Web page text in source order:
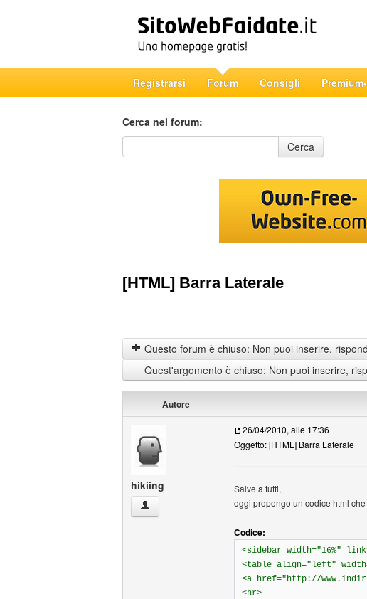
Registrarsi Forum Consigli
Cerca nel forum:
Cerca nel forum
Cerca
[HTML] Barra Laterale
Questo forum è chiuso: Non puoi inserire,
Quest'argomento è chiuso: Non puoi inserire,
Autore
hikiing
hikiing Profilo
26/04/2010, alle 17:36
Oggetto: [HTML] Barra Laterale
Salve a tutti,
oggi propongo un codice html
Codice:
<sidebar width="16%"
<table align="left"
<a href="http://
<hr>